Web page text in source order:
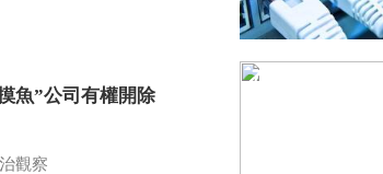
魚”公司有權開除
觀察
7